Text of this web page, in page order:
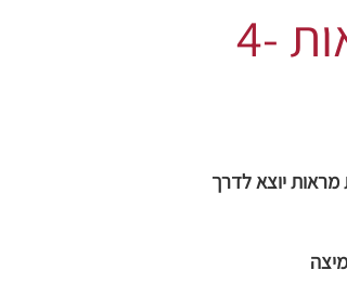
פסטיבל "ביכורים" של תכנית מראות 4-
יוצא לדרך